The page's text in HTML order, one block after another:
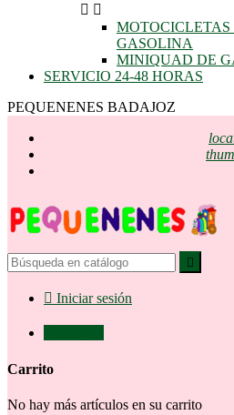
 
MOTOCICLETAS
GASOLINA
MINIQUAD DE
SERVICIO 24-48 HORAS
PEQUENENES BADAJOZ

 Iniciar sesión
Carrito
No hay más artículos en su carrito